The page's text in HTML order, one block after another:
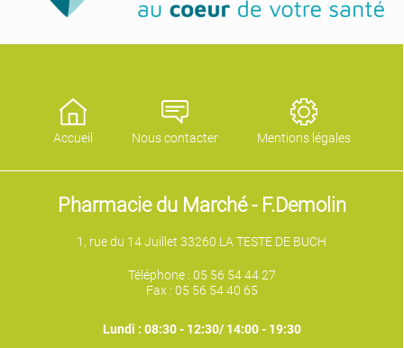
Accueil Nous contacter Mentions légales
Pharmacie du Marché - F.Demolin
1, rue du 14 Juillet 33260 LA TESTE DE BUCH
Téléphone : 05 56 54 44 27
Fax : 05 56 54 40 65
Lundi : 08:30 - 12:30/ 14:00 - 19:30